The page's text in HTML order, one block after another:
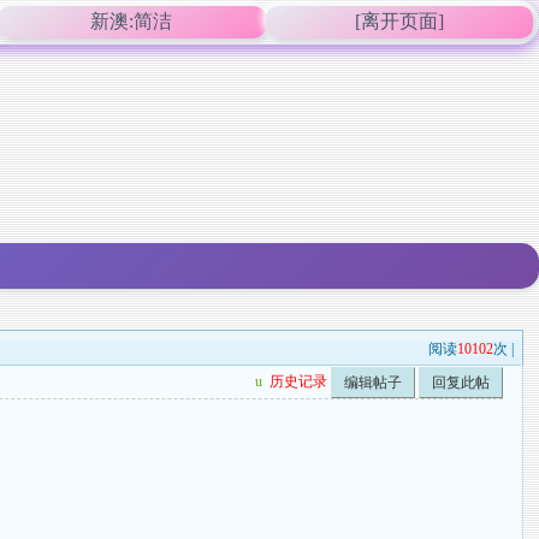
新澳:简洁 [离开页面]
阅读10102次 |
u 历史记录 编辑帖子 回复此帖